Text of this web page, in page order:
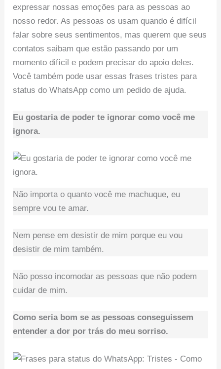
expressar nossas emoções para as pessoas ao
nosso redor. As pessoas os usam quando é difícil
falar sobre seus sentimentos, mas querem que seus
contatos saibam que estão passando por um
momento difícil e podem precisar do apoio deles.
Você também pode usar essas frases tristes para
status do WhatsApp como um pedido de ajuda.
Eu gostaria de poder te ignorar como você me
ignora.
Não importa o quanto você me machuque, eu
sempre vou te amar.
Nem pense em desistir de mim porque eu vou
desistir de mim também.
Não posso incomodar as pessoas que não podem
cuidar de mim.
Como seria bom se as pessoas conseguissem
entender a dor por trás do meu sorriso.